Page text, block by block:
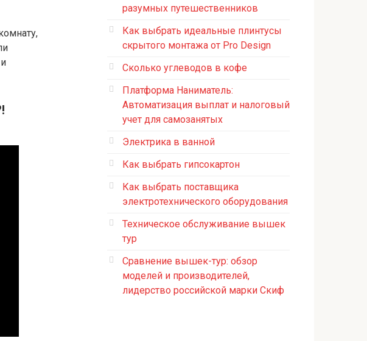
разумных путешественников
Как выбрать идеальные плинтусы
скрытого монтажа от Pro Design
Сколько углеводов в кофе
Платформа Наниматель:
Автоматизация выплат и налоговый
учет для самозанятых
Электрика в ванной
Как выбрать гипсокартон
Как выбрать поставщика
электротехнического оборудования
Техническое обслуживание вышек
тур
Сравнение вышек-тур: обзор
моделей и производителей,
лидерство российской марки Скиф